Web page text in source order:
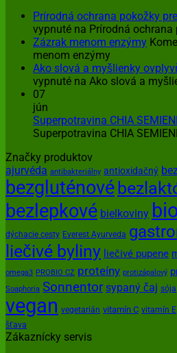
Prírodná ochrana pokožky
vypnuté na Prírodná
Zázrak menom enzýmy
menom enzýmy
Ako slová a myšlienky
vypnuté na Ako slová a
07
jún
Superpotravina CHIA
Superpotravina CHIA
Značky produktov
ajurvéda antibakteriálny antioxidačný
bezgluténové
bezlepkové bielkoviny
dýchacie cesty Everest Ayurveda
liečivé byliny liečivé pupene
omega3 PROBIO CZ proteíny protizápalový
Soaphoria Sonnentor sypaný čaj sója
vegan vegetarián vitamín C vitamín E
šťava
Zákaznícky servis